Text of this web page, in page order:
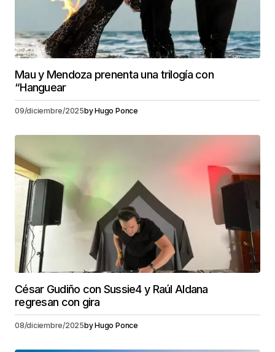
Mau y Mendoza prenenta una trilogía con
“Hanguear
09/diciembre/2025byHugo Ponce
César Gudiño con Sussie4 y Raúl Aldana
regresan con gira
08/diciembre/2025byHugo Ponce